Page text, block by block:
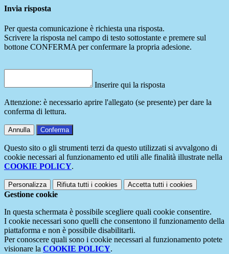
Invia risposta
Per questa comunicazione è richiesta una risposta.
Scrivere la risposta nel campo di testo sottostante e premere sul
bottone CONFERMA per confermare la propria adesione.
Inserire qui la risposta
Attenzione: è necessario aprire l'allegato (se presente) per dare la
conferma di lettura.
Annulla Conferma
Questo sito o gli strumenti terzi da questo utilizzati si avvalgono di
cookie necessari al funzionamento ed utili alle finalità illustrate nella
COOKIE POLICY.
Personalizza Rifiuta tutti i cookies Accetta tutti i cookies
Gestione cookie
In questa schermata è possibile scegliere quali cookie consentire.
I cookie necessari sono quelli che consentono il funzionamento della
piattaforma e non è possibile disabilitarli.
Per conoscere quali sono i cookie necessari al funzionamento potete
visionare la COOKIE POLICY.